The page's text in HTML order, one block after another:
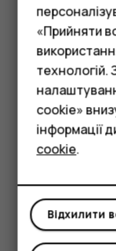
натисніть
можете
звуку
телефон:
ввімкніть
Щоб
щоб
«Прийняти
технологій.
cookie»
інформації
cookie.
Відхилити